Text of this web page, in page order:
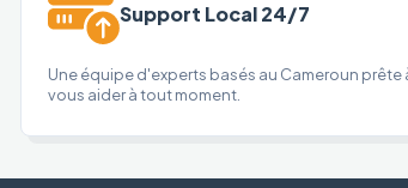
Support Local 24/7
Une équipe d'experts basés au Cameroun prête
vous aider à tout moment.